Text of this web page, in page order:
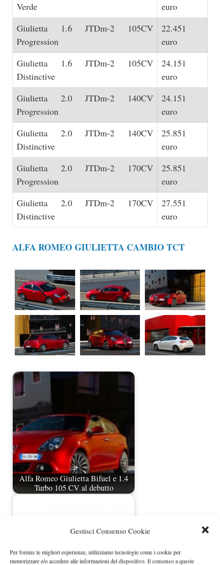
Gestisci Consenso Cookie
Per fornire le migliori esperienze, utilizziamo tecnologie come i cookie per
memorizzare e/o accedere alle informazioni del dispositivo. Il consenso a queste
Verde
euro
Giulietta 1.6 JTDm-2 105CV
Progression
22.451
euro
Giulietta 1.6 JTDm-2 105CV
Distinctive
24.151
euro
Giulietta 2.0 JTDm-2 140CV
Progression
24.151
euro
Giulietta 2.0 JTDm-2 140CV
Distinctive
25.851
euro
Giulietta 2.0 JTDm-2 170CV
Progression
25.851
euro
Giulietta 2.0 JTDm-2 170CV
Distinctive
27.551
euro
ALFA ROMEO GIULIETTA CAMBIO TCT
Alfa Romeo Giulietta Bifuel e 1.4
Turbo 105 CV al debutto